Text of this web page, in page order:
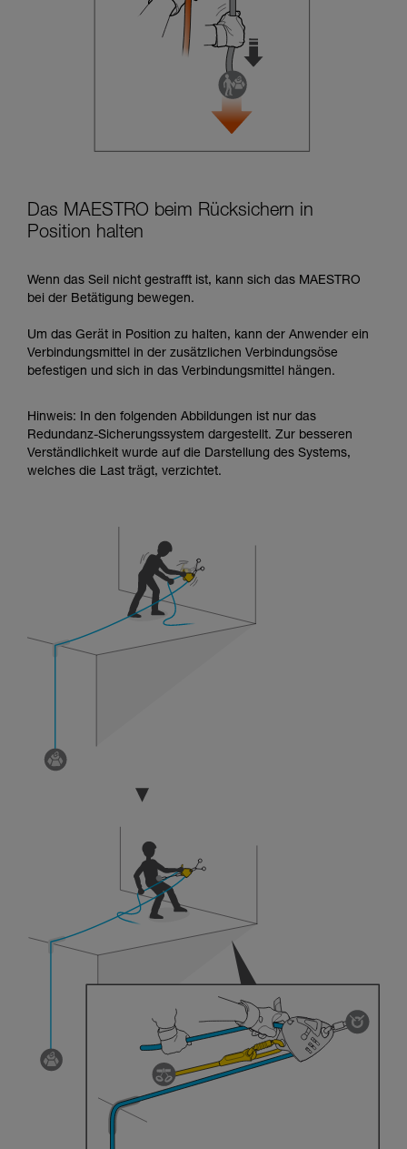
Das MAESTRO beim Rücksichern in
Position halten
Wenn das Seil nicht gestrafft ist, kann sich das MAESTRO
bei der Betätigung bewegen.
Um das Gerät in Position zu halten, kann der Anwender ein
Verbindungsmittel in der zusätzlichen Verbindungsöse
befestigen und sich in das Verbindungsmittel hängen.
Hinweis: In den folgenden Abbildungen ist nur das
Redundanz-Sicherungssystem dargestellt. Zur besseren
Verständlichkeit wurde auf die Darstellung des Systems,
welches die Last trägt, verzichtet.